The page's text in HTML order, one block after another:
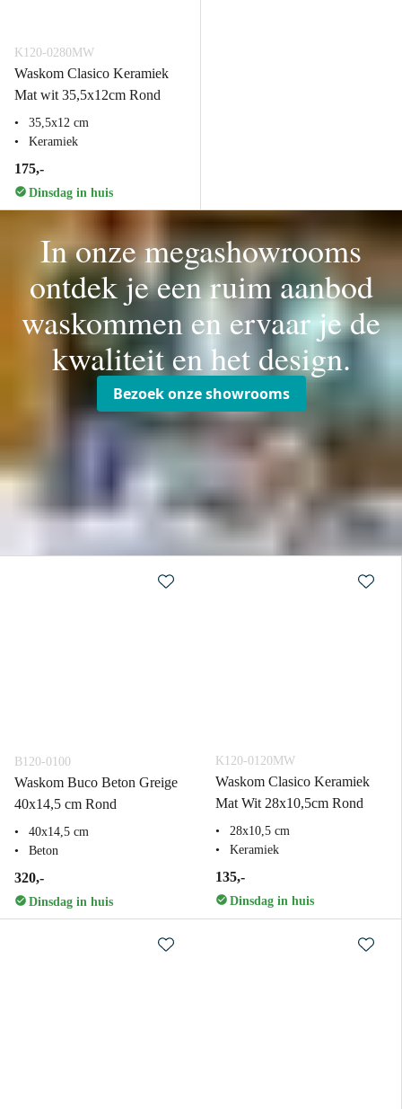
K120-0280MW
Waskom Clasico Keramiek
Mat wit 35,5x12cm Rond
35,5x12 cm
Keramiek
175,-
Dinsdag in huis
B120-0100
Waskom Buco Beton Greige
40x14,5 cm Rond
40x14,5 cm
Beton
320,-
Dinsdag in huis
K120-0120MW
Waskom Clasico Keramiek
Mat Wit 28x10,5cm Rond
28x10,5 cm
Keramiek
135,-
Dinsdag in huis
In onze megashowrooms
ontdek je een ruim aanbod
waskommen en ervaar je de
kwaliteit en het design.
Bezoek onze showrooms